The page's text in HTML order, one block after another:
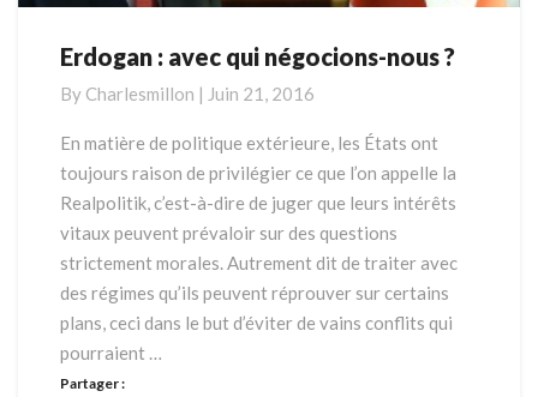
Erdogan
avec
qui
nous
?
Erdogan : avec qui négocions-nous ?
By Charlesmillon | Juin 21, 2016
En matière de politique extérieure, les États ont
toujours raison de privilégier ce que l’on appelle la
Realpolitik, c’est-à-dire de juger que leurs intérêts
vitaux peuvent prévaloir sur des questions
strictement morales. Autrement dit de traiter avec
des régimes qu’ils peuvent réprouver sur certains
plans, ceci dans le but d’éviter de vains conflits qui
pourraient …
Partager :